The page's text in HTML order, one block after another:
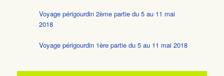
Voyage périgourdin 2ème partie du 5 au 11 mai
2018
Voyage périgourdin 1ère partie du 5 au 11 mai 2018